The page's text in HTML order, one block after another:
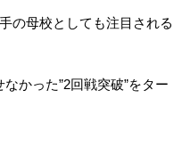
の母校としても注目される
かった”2回戦突破”をター